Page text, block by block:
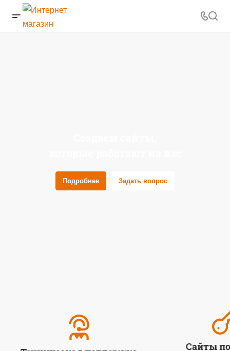
Подробнее Задать вопрос
Сайты